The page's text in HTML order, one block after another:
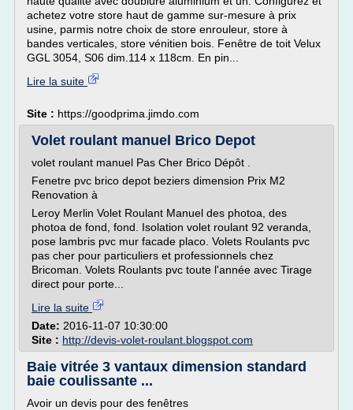
achetez votre store haut de gamme sur-mesure à prix
usine, parmis notre choix de store enrouleur, store à
bandes verticales, store vénitien bois. Fenêtre de toit Velux
GGL 3054, S06 dim.114 x 118cm. En pin...
Lire la suite
Site : https://goodprima.jimdo.com
Volet roulant manuel Brico Depot
volet roulant manuel Pas Cher Brico Dépôt .
Fenetre pvc brico depot beziers dimension Prix M2
Renovation à
Leroy Merlin Volet Roulant Manuel des photoa, des
photoa de fond, fond. Isolation volet roulant 92 veranda,
pose lambris pvc mur facade placo. Volets Roulants pvc
pas cher pour particuliers et professionnels chez
Bricoman. Volets Roulants pvc toute l'année avec Tirage
direct pour porte...
Lire la suite
Date: 2016-11-07 10:30:00
Site : http://devis-volet-roulant.blogspot.com
Baie vitrée 3 vantaux dimension standard
baie coulissante ...
Avoir un devis pour des fenêtres